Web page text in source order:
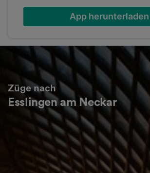
App herunterladen
Züge nach
Esslingen am Neckar